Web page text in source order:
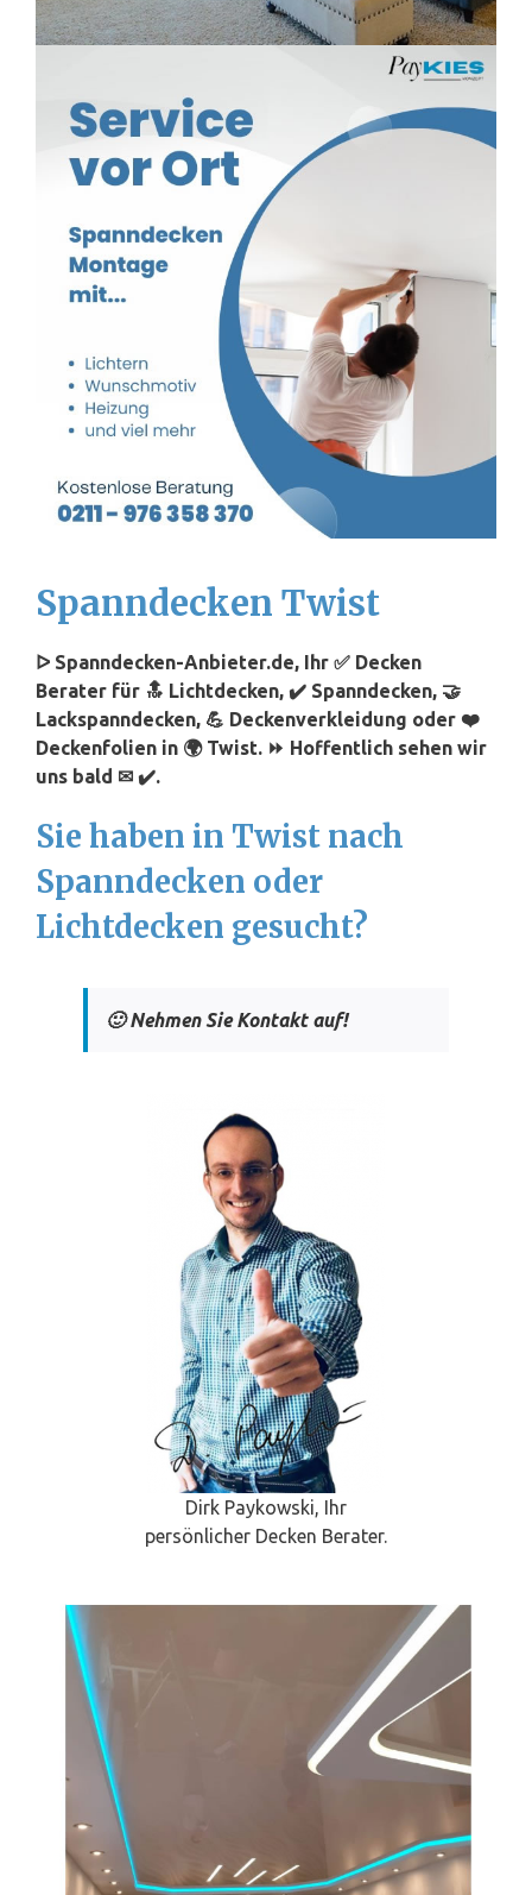
Spanndecken Twist
ᐅ Spanndecken-Anbieter.de, Ihr ✅ Decken
Berater für 🔝 Lichtdecken, ✔️ Spanndecken, 🤝
Lackspanndecken, 💪 Deckenverkleidung oder ❤️
Deckenfolien in 🌍 Twist. ⏩ Hoffentlich sehen wir
uns bald ✉ ✔️.
Sie haben in Twist nach
Spanndecken oder
Lichtdecken gesucht?
🙂 Nehmen Sie Kontakt auf!
Dirk Paykowski, Ihr
persönlicher Decken Berater.